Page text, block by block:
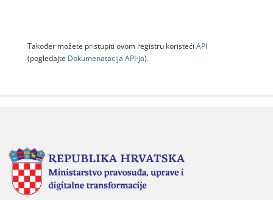
Također možete pristupiti ovom registru koristeći API
(pogledajte Dokumenаtаcijа API-jа).